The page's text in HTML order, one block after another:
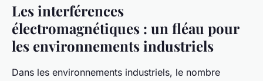
Les interférences
électromagnétiques : un fléau pour
les environnements industriels
Dans les environnements industriels, le nombre